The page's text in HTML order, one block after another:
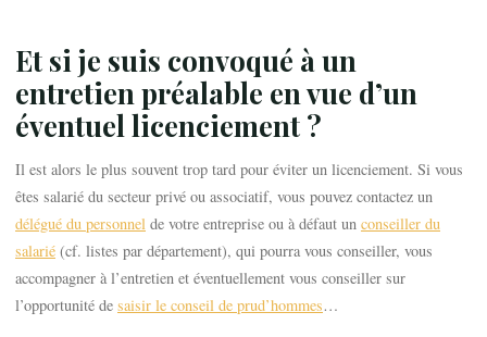
Et si je suis convoqué à un
entretien préalable en vue d’un
éventuel licenciement ?
Il est alors le plus souvent trop tard pour éviter un licenciement. Si vous
êtes salarié du secteur privé ou associatif, vous pouvez contactez un
délégué du personnel de votre entreprise ou à défaut unconseiller du
salarié (cf. listes par département), qui pourra vous conseiller, vous
accompagner à l’entretien et éventuellement vous conseiller sur
l’opportunité desaisir le conseil de prud’hommes…